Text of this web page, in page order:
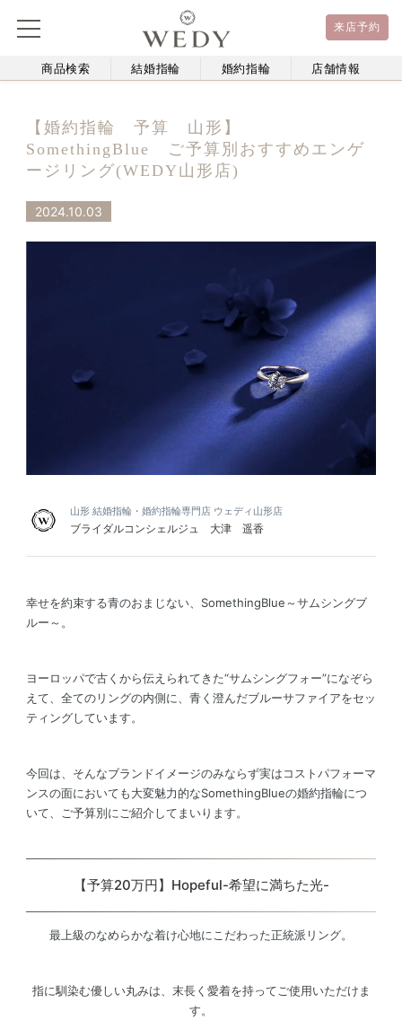
来店予約
商品検索 結婚指輪 婚約指輪 店舗情報
【婚約指輪 予算 山形】
SomethingBlue ご予算別おすすめエンゲ
ージリング(WEDY山形店)
2024.10.03
山形 結婚指輪・婚約指輪専門店 ウェディ山形店
ブライダルコンシェルジュ 大津 遥香
幸せを約束する青のおまじない、SomethingBlue～サムシングブ
ルー～。
ヨーロッパで古くから伝えられてきた“サムシングフォー”になぞら
えて、全てのリングの内側に、青く澄んだブルーサファイアをセッ
ティングしています。
今回は、そんなブランドイメージのみならず実はコストパフォーマ
ンスの面においても大変魅力的なSomethingBlueの婚約指輪につ
いて、ご予算別にご紹介してまいります。
【予算20万円】Hopeful-希望に満ちた光-
最上級のなめらかな着け心地にこだわった正統派リング。
指に馴染む優しい丸みは、末長く愛着を持ってご使用いただけま
す。